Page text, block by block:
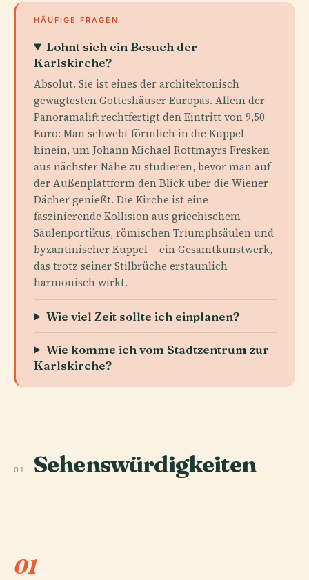
HÄUFIGE FRAGEN
Lohnt sich ein Besuch der
Karlskirche?
Absolut. Sie ist eines der architektonisch
gewagtesten Gotteshäuser Europas. Allein der
Panoramalift rechtfertigt den Eintritt von 9,50
Euro: Man schwebt förmlich in die Kuppel
hinein, um Johann Michael Rottmayrs Fresken
aus nächster Nähe zu studieren, bevor man auf
der Außenplattform den Blick über die Wiener
Dächer genießt. Die Kirche ist eine
faszinierende Kollision aus griechischem
Säulenportikus, römischen Triumphsäulen und
byzantinischer Kuppel – ein Gesamtkunstwerk,
das trotz seiner Stilbrüche erstaunlich
harmonisch wirkt.
Wie viel Zeit sollte ich einplanen?
Wie komme ich vom Stadtzentrum zur
Karlskirche?
01 Sehenswürdigkeiten
01